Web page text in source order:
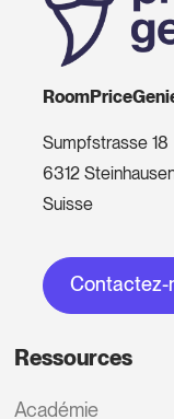
Sumpfstrasse 18
6312
Suisse
Contactez-
Ressources
Académie